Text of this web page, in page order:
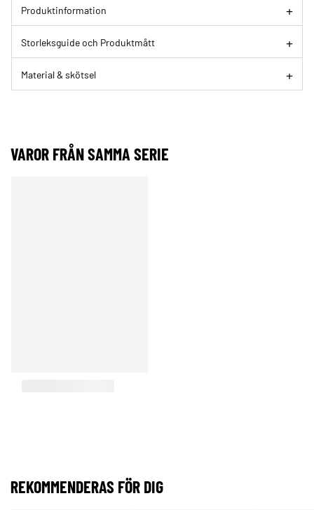
Produktinformation
Storleksguide och Produktmått
Material & skötsel
VAROR FRÅN SAMMA SERIE
REKOMMENDERAS FÖR DIG